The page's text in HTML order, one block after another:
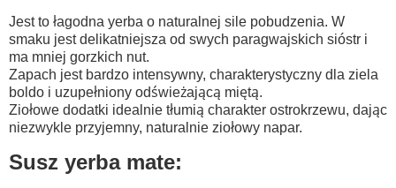
Jest to łagodna yerba o naturalnej sile pobudzenia. W
smaku jest delikatniejsza od swych paragwajskich sióstr i
ma mniej gorzkich nut.
Zapach jest bardzo intensywny, charakterystyczny dla ziela
boldo i uzupełniony odświeżającą miętą.
Ziołowe dodatki idealnie tłumią charakter ostrokrzewu, dając
niezwykle przyjemny, naturalnie ziołowy napar.
Susz yerba mate: